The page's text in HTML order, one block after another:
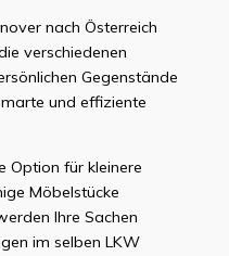
nach Österreich
verschiedenen
Gegenstände
und effiziente
Option für kleinere
Möbelstücke
Ihre Sachen
im selben LKW